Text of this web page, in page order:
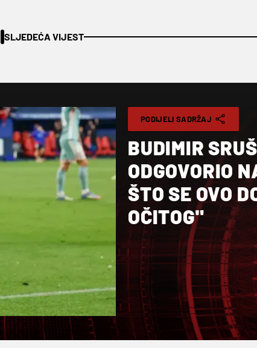
SLJEDEĆA VIJEST
PODIJELI SADRŽAJ
BUDIMIR
ODGOVORIO
ŠTO SE OVO
OČITOG"